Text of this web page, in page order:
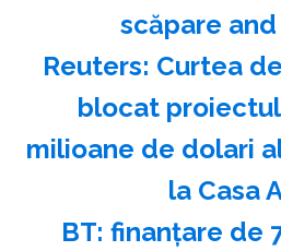
scăpare
Reuters: Curtea
blocat
milioane de dolari
la Casa
BT: finanţare de